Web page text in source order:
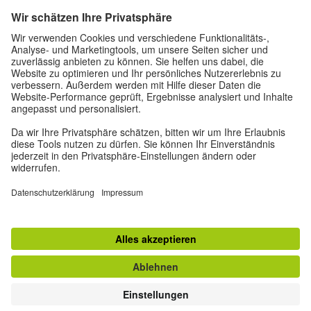
80333 München
deutschstunde@goethe.de
Hilfreiche Links
Weitere Websites
Datenschutz und Barrierefreiheit
Impressum Datenschutz
Nutzungsbedingungen